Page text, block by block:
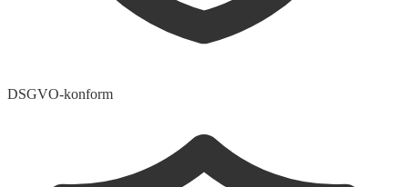
DSGVO-konform